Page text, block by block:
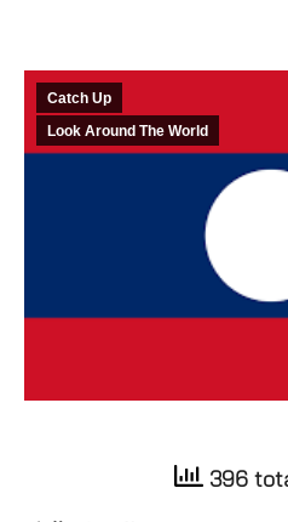
Catch Up
Look Around The World
396